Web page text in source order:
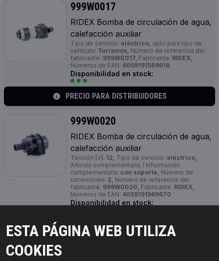
ESTA PÁGINA WEB UTILIZA
COOKIES
999W0017
RIDEX Bomba de circulación de agua,
calefacción auxiliar
Tipo de servicio: eléctrico, apto para tipo de
vehículo: Turismos, Número de referencia del
fabricante: 999W0017, Fabricante: RIDEX,
Números de EAN: 4059191569618
Disponibilidad en stock:
PRECIO PARA DISTRIBUIDORES
999W0020
RIDEX Bomba de circulación de agua,
calefacción auxiliar
Tensión [V]: 12, Tipo de servicio: eléctrico,
Artículo complementario / Información
complementaria: con soporte, Número de
conexiones: 2, Número de referencia del
fabricante: 999W0020, Fabricante: RIDEX,
Números de EAN: 4059191569670
Disponibilidad en stock:
PRECIO PARA DISTRIBUIDORES